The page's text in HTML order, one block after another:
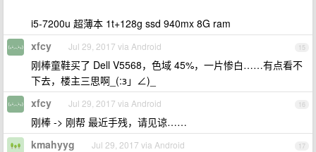
i5-7200u 超薄本 1t+128g ssd 940mx 8G ram
15
xfcy Jul 29, 2017 via Android
刚棒童鞋买了 Dell V5568，色域 45%，一片惨白……有点看不
下去，楼主三思啊_(:з」∠)_
16
xfcy Jul 29, 2017 via Android
刚棒 -> 刚帮 最近手残，请见谅……
17
kmahyyg Jul 29, 2017 via Android